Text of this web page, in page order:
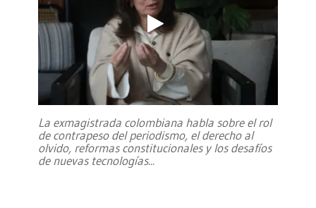
La exmagistrada colombiana habla sobre el rol
de contrapeso del periodismo, el derecho al
olvido, reformas constitucionales y los desafíos
de nuevas tecnologías...